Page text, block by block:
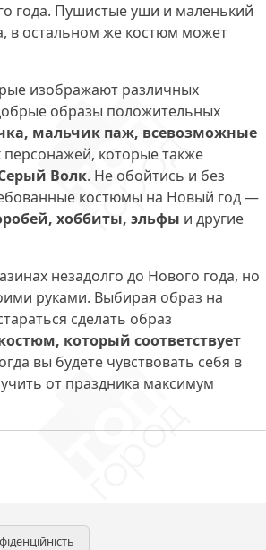
года. Пушистые уши и маленький
в остальном же костюм может
изображают различных
образы положительных
мальчик паж, всевозможные
которые также
Волк. Не обойтись и без
костюмы на Новый год —
хоббиты, эльфы и другие
незадолго до Нового года, но
руками. Выбирая образ на
сделать образ
который соответствует
вы будете чувствовать себя в
от праздника максимум